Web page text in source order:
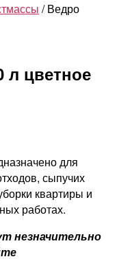
/ Ведро
л цветное
для
сыпучих
квартиры и
работах.
незначительно